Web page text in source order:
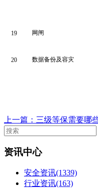
19 网闸
20 数据备份及容灾
上一篇： 三级等保需要哪
资讯中心
安全资讯(1339)
行业资讯(163)